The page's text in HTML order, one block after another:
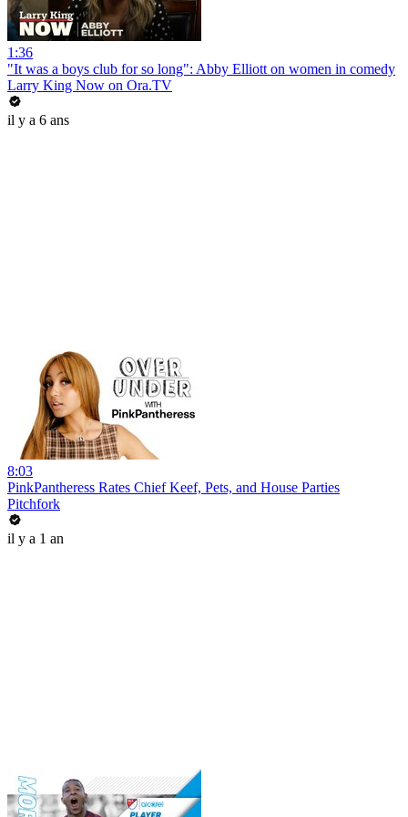
1:36
"It was a boys club for so long": Abby Elliott on women in comedy
Larry King Now on Ora.TV
il y a 6 ans
8:03
PinkPantheress Rates Chief Keef, Pets, and House Parties
Pitchfork
il y a 1 an